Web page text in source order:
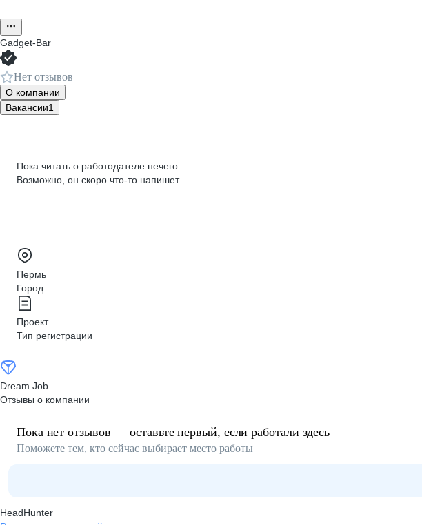
Gadget-Bar
Нет отзывов
О компании
Вакансии1
Пока читать о работодателе нечего
Возможно, он скоро что‑то напишет
Пермь
Город
Проект
Тип регистрации
Dream Job
Отзывы о компании
Пока нет отзывов — оставьте первый, если работали здесь
Поможете тем, кто сейчас выбирает место работы
HeadHunter